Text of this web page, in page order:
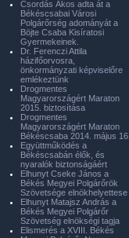
Csordás Ákos adta át a
Békéscsabai Városi
Polgárőrség adományát a
Böjte Csaba Kisíratosi
Gyermekeinek.
Dr. Ferenczi Attila
házifőorvosra,
önkormányzati képviselőre
emlékeztünk
Drogmentes
Magyarországért Maraton
2015. biztosítása
Drogmentes
Magyarországért Maraton
Békéscsaba 2014. május 16.
Együttműködés a
Békéscsabán élők, és
nyaralók biztonságáért
Elhunyt Cseke János a
Békés Megyei Polgárőrök
Szövetsége elnökhelyettese
Elhunyt Matajsz András a
Békés Megyei Polgárőr
Szövetség elnökségi tagja
Elismerés a XVIII. Békés